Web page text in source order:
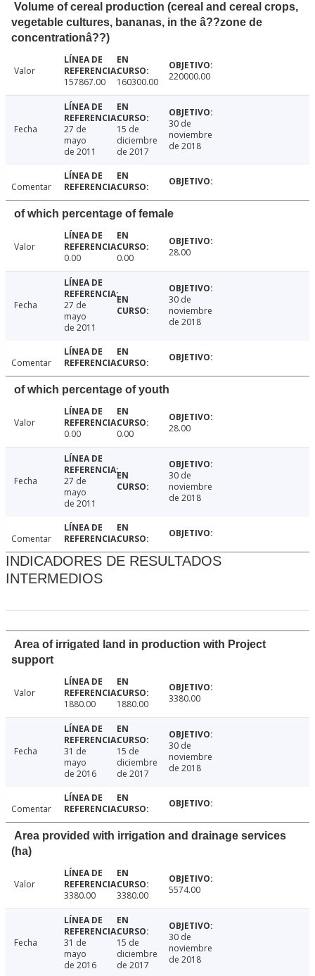
Volume of cereal production (cereal and cereal crops,
vegetable cultures, bananas, in the â??zone de
concentrationâ??)
Valor
157867.00
160300.00 220000.00
Fecha
27 de
mayo
de 2011
15 de
diciembre
de 2017
30 de
noviembre
de 2018
Comentar
of which percentage of female
Valor
0.00
0.00 28.00
Fecha
27 de
mayo
de 2011
30 de
noviembre
de 2018
Comentar
of which percentage of youth
Valor
0.00
0.00 28.00
Fecha
27 de
mayo
de 2011
30 de
noviembre
de 2018
Comentar
INDICADORES DE RESULTADOS
INTERMEDIOS
Area of irrigated land in production with Project
support
Valor
1880.00
1880.00 3380.00
Fecha
31 de
mayo
de 2016
15 de
diciembre
de 2017
30 de
noviembre
de 2018
Comentar
Area provided with irrigation and drainage services
(ha)
Valor
3380.00
3380.00 5574.00
Fecha
31 de
mayo
de 2016
15 de
diciembre
de 2017
30 de
noviembre
de 2018